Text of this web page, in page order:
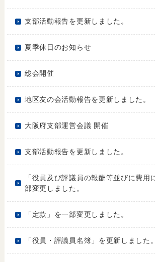
支部活動報告を更新しました。
夏季休日のお知らせ
総会開催
地区友の会活動報告を更新しました。
大阪府支部運営会議 開催
支部活動報告を更新しました。
「役員及び評議員の報酬等並びに費用
部変更しました。
「定款」を一部変更しました。
「役員・評議員名簿」を更新しました。